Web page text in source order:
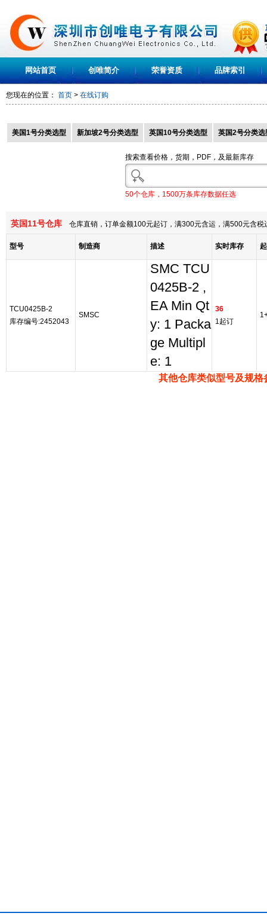
网站首页 创唯简介 荣誉资质 品牌索引
您现在的位置： 首页 > 在线订购
美国1号分类选型 新加坡2号分类选型 英国10号分类选型 英国2号分类选
搜索查看价格，货期，PDF，及最新库存
50个仓库，1500万条库存数据任选
英国11号仓库 仓库直销，订单金额100元起订，满300元含运，满500元含税
型号 制造商 描述 实时库存
TCU0425B-2
库存编号:2452043
SMSC
SMC TCU
0425B-2 ,
EA Min Qt
y: 1 Packa
ge Multipl
e: 1
36
1起订
其他仓库类似型号及规格